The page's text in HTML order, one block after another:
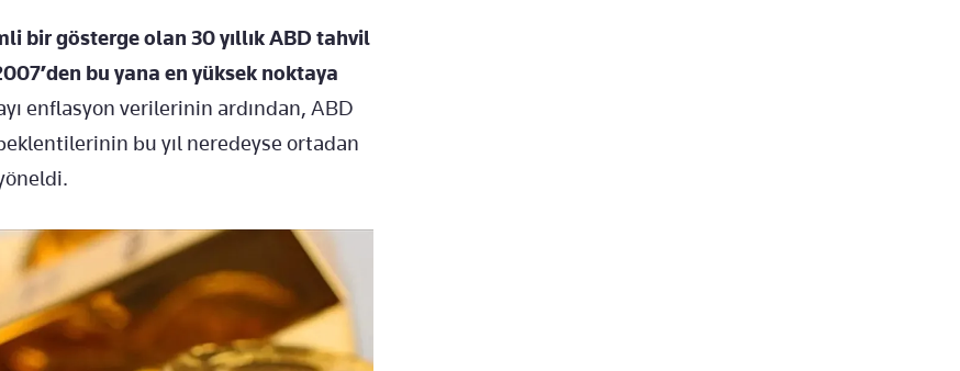
bir gösterge olan 30 yıllık ABD tahvil
bu yana en yüksek noktaya
enflasyon verilerinin ardından, ABD
bu yıl neredeyse ortadan